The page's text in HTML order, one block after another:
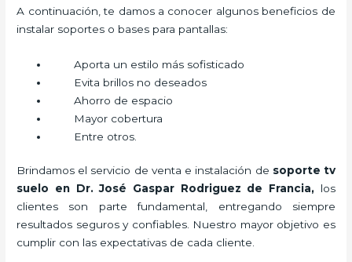
A continuación, te damos a conocer algunos beneficios de
instalar soportes o bases para pantallas:
Aporta un estilo más sofisticado
Evita brillos no deseados
Ahorro de espacio
Mayor cobertura
Entre otros.
Brindamos el servicio de venta e instalación de soporte tv
suelo en Dr. José Gaspar Rodriguez de Francia, los
clientes son parte fundamental, entregando siempre
resultados seguros y confiables. Nuestro mayor objetivo es
cumplir con las expectativas de cada cliente.